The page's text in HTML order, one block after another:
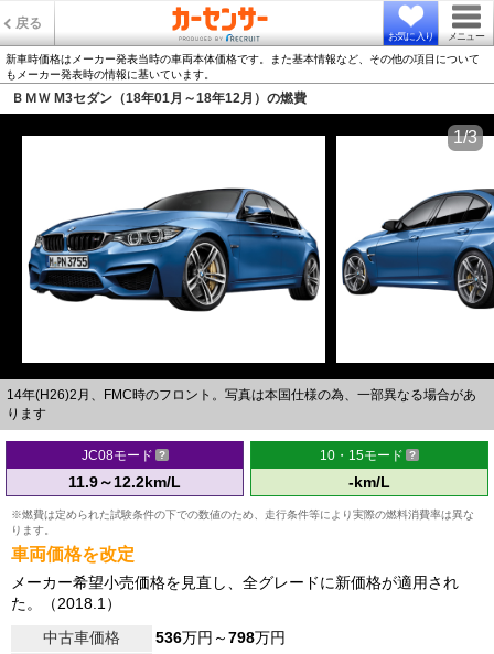
戻る
お気に入り メニュー
新車時価格はメーカー発表当時の車両本体価格です。また基本情報など、その他の項目について
もメーカー発表時の情報に基いています。
ＢＭＷ M3セダン（18年01月～18年12月）の燃費
14年(H26)2月、FMC時のフロント。写真は本国仕様の為、一部異なる場合があ
ります
1/3
JC08モード
11.9～12.2km/L
10・15モード
-km/L
※燃費は定められた試験条件の下での数値のため、走行条件等により実際の燃料消費率は異な
ります。
車両価格を改定
メーカー希望小売価格を見直し、全グレードに新価格が適用され
た。（2018.1）
中古車価格
536万円～798万円